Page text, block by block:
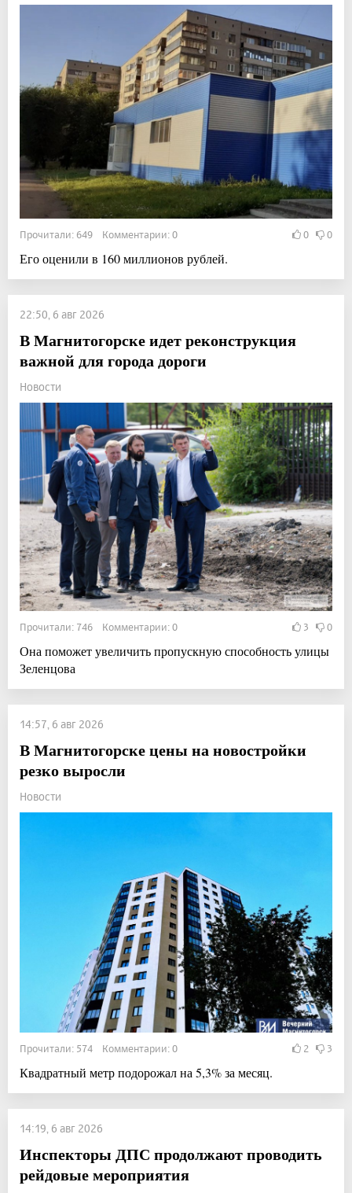
Прочитали: 649 Комментарии: 0 0 0
Его оценили в 160 миллионов рублей.
22:50, 6 авг 2026
В Магнитогорске идет реконструкция
важной для города дороги
Новости
Прочитали: 746 Комментарии: 0 3 0
Она поможет увеличить пропускную способность улицы
Зеленцова
14:57, 6 авг 2026
В Магнитогорске цены на новостройки
резко выросли
Новости
Прочитали: 574 Комментарии: 0 2 3
Квадратный метр подорожал на 5,3% за месяц.
14:19, 6 авг 2026
Инспекторы ДПС продолжают проводить
рейдовые мероприятия